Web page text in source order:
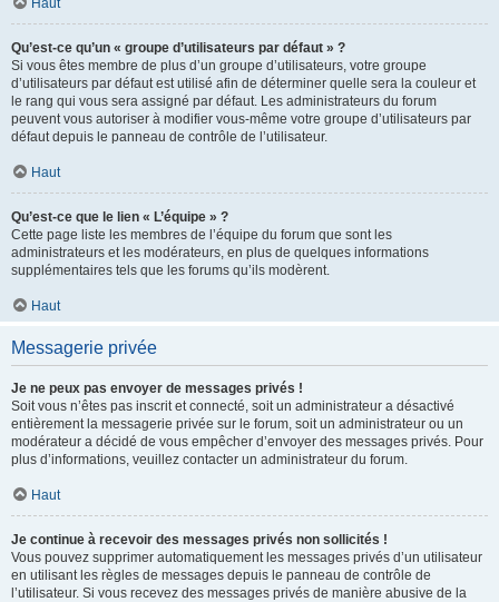
Haut
Qu’est-ce qu’un « groupe d’utilisateurs par défaut » ?
Si vous êtes membre de plus d’un groupe d’utilisateurs, votre groupe
d’utilisateurs par défaut est utilisé afin de déterminer quelle sera la couleur et
le rang qui vous sera assigné par défaut. Les administrateurs du forum
peuvent vous autoriser à modifier vous-même votre groupe d’utilisateurs par
défaut depuis le panneau de contrôle de l’utilisateur.
Haut
Qu’est-ce que le lien « L’équipe » ?
Cette page liste les membres de l’équipe du forum que sont les
administrateurs et les modérateurs, en plus de quelques informations
supplémentaires tels que les forums qu’ils modèrent.
Haut
Messagerie privée
Je ne peux pas envoyer de messages privés !
Soit vous n’êtes pas inscrit et connecté, soit un administrateur a désactivé
entièrement la messagerie privée sur le forum, soit un administrateur ou un
modérateur a décidé de vous empêcher d’envoyer des messages privés. Pour
plus d’informations, veuillez contacter un administrateur du forum.
Haut
Je continue à recevoir des messages privés non sollicités !
Vous pouvez supprimer automatiquement les messages privés d’un utilisateur
en utilisant les règles de messages depuis le panneau de contrôle de
l’utilisateur. Si vous recevez des messages privés de manière abusive de la